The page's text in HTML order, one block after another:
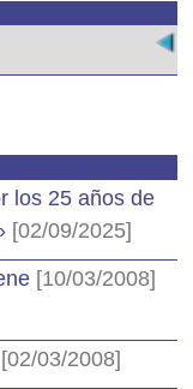
los 25 años de
[02/09/2025]
[10/03/2008]
[02/03/2008]